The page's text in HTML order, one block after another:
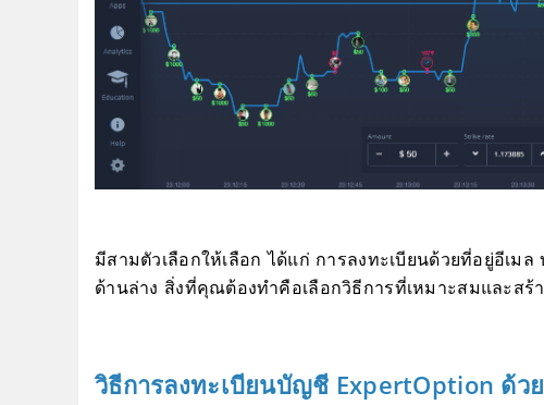
มีสามตัวเลือกให้เลือก ได้แก่ การลงทะเบียนด้วยที่อยู่อีเ
ด้านล่าง สิ่งที่คุณต้องทำคือเลือกวิธีการที่เหมาะสมและสร้
วิธีการลงทะเบียนบัญชี ExpertOption ด้ว